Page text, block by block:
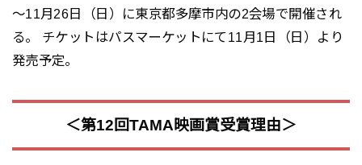
～11月26日（日）に東京都多摩市内の2会場で開催され
る。 チケットはパスマーケットにて11月1日（日）より
発売予定。
＜第12回TAMA映画賞受賞理由＞